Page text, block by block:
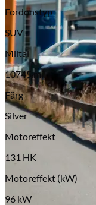
Serviceverkstad
Fordonstyp
SUV
Miltal
10745 mil
Färg
Silver
Motoreffekt
131 HK
Motoreffekt (kW)
96 kW